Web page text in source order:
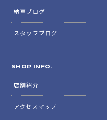
納車ブログ
スタッフブログ
SHOP INFO.
店舗紹介
アクセスマップ